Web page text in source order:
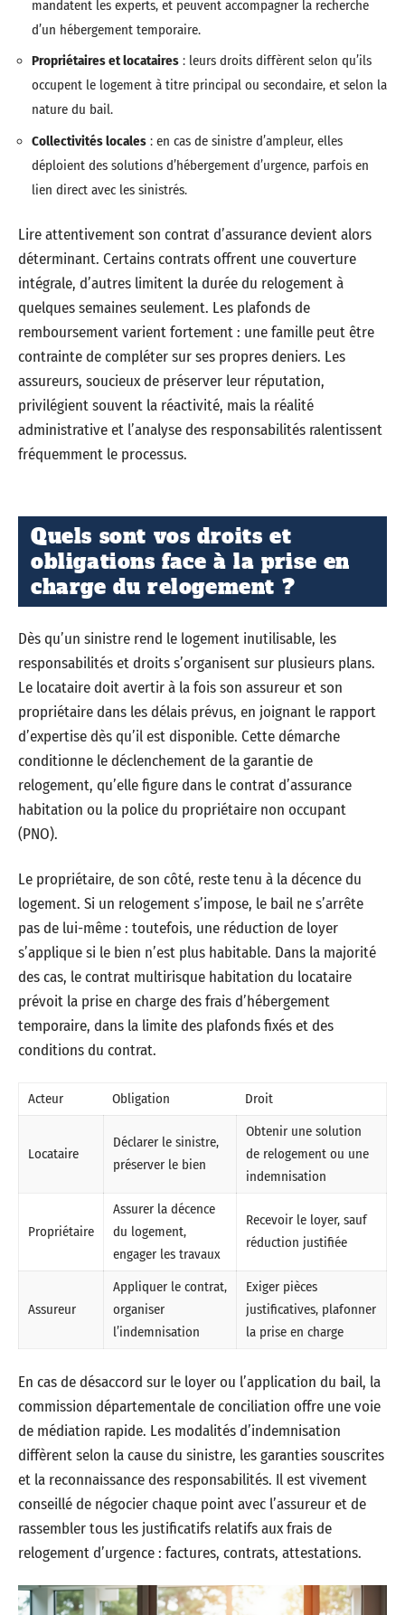
mandatent les experts, et peuvent accompagner la recherche
d’un hébergement temporaire.
Propriétaires et locataires : leurs droits diffèrent selon qu’ils
occupent le logement à titre principal ou secondaire, et selon la
nature du bail.
Collectivités locales : en cas de sinistre d’ampleur, elles
déploient des solutions d’hébergement d’urgence, parfois en
lien direct avec les sinistrés.
Lire attentivement son contrat d’assurance devient alors
déterminant. Certains contrats offrent une couverture
intégrale, d’autres limitent la durée du relogement à
quelques semaines seulement. Les plafonds de
remboursement varient fortement : une famille peut être
contrainte de compléter sur ses propres deniers. Les
assureurs, soucieux de préserver leur réputation,
privilégient souvent la réactivité, mais la réalité
administrative et l’analyse des responsabilités ralentissent
fréquemment le processus.
Quels sont vos droits et
obligations face à la prise en
charge du relogement ?
Dès qu’un sinistre rend le logement inutilisable, les
responsabilités et droits s’organisent sur plusieurs plans.
Le locataire doit avertir à la fois son assureur et son
propriétaire dans les délais prévus, en joignant le rapport
d’expertise dès qu’il est disponible. Cette démarche
conditionne le déclenchement de la garantie de
relogement, qu’elle figure dans le contrat d’assurance
habitation ou la police du propriétaire non occupant
(PNO).
Le propriétaire, de son côté, reste tenu à la décence du
logement. Si un relogement s’impose, le bail ne s’arrête
pas de lui-même : toutefois, une réduction de loyer
s’applique si le bien n’est plus habitable. Dans la majorité
des cas, le contrat multirisque habitation du locataire
prévoit la prise en charge des frais d’hébergement
temporaire, dans la limite des plafonds fixés et des
conditions du contrat.
Acteur Obligation Droit
Locataire
Déclarer le sinistre,
préserver le bien
Obtenir une solution
de relogement ou une
indemnisation
Propriétaire
Assurer la décence
du logement,
engager les travaux
Recevoir le loyer, sauf
réduction justifiée
Assureur
Appliquer le contrat,
organiser
l’indemnisation
Exiger pièces
justificatives, plafonner
la prise en charge
En cas de désaccord sur le loyer ou l’application du bail, la
commission départementale de conciliation offre une voie
de médiation rapide. Les modalités d’indemnisation
diffèrent selon la cause du sinistre, les garanties souscrites
et la reconnaissance des responsabilités. Il est vivement
conseillé de négocier chaque point avec l’assureur et de
rassembler tous les justificatifs relatifs aux frais de
relogement d’urgence : factures, contrats, attestations.